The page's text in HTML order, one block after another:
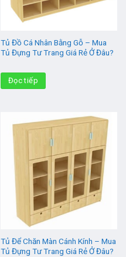
Tủ Đồ Cá Nhân Bằng Gỗ – Mua
Tủ Đựng Tư Trang Giá Rẻ Ở Đâu?
Đọc tiếp
Tủ Để Chăn Màn Cánh Kính – Mua
Tủ Đựng Tư Trang Giá Rẻ Ở Đâu?